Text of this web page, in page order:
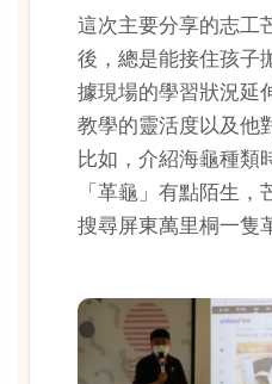
這次主要分享的志工
後，總是能接住孩子
據現場的學習狀況延
教學的靈活度以及他
比如，介紹海龜種類
「革龜」有點陌生，
搜尋屏東萬里桐一隻